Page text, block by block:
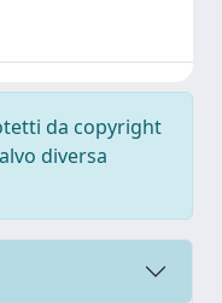
da copyright
diversa